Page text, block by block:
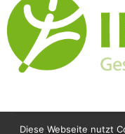
Diese Webseite nutzt